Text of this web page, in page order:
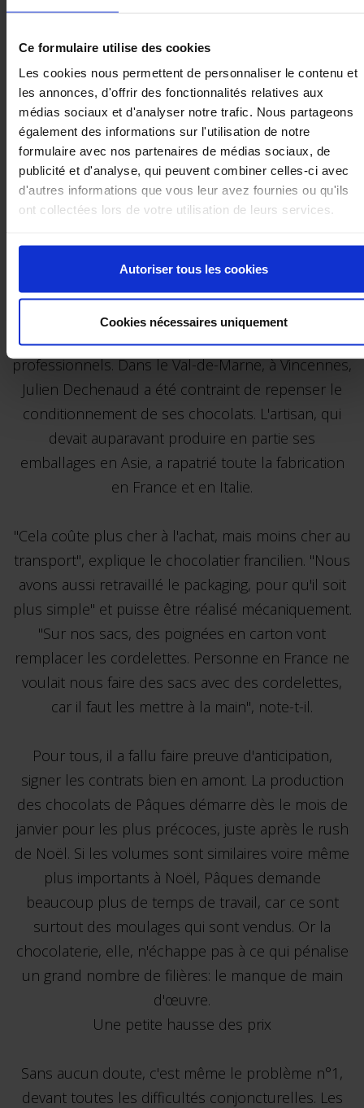
Ce formulaire utilise des cookies
Les cookies nous permettent de personnaliser le contenu et
les annonces, d'offrir des fonctionnalités relatives aux
médias sociaux et d'analyser notre trafic. Nous partageons
également des informations sur l'utilisation de notre
formulaire avec nos partenaires de médias sociaux, de
publicité et d'analyse, qui peuvent combiner celles-ci avec
d'autres informations que vous leur avez fournies ou qu'ils
ont collectées lors de votre utilisation de leurs services.
Autoriser tous les cookies
Cookies nécessaires uniquement
coûts qu'il faut composer. Si le cacao est
relativement épargné par les soubresauts, ce n'est
pas le cas du beurre, du sucre, du lait, de l'huile,
des noisettes, des fruits, dont les prix flambent
depuis plusieurs mois en raison de la crise
sanitaire, et encore plus depuis le début de la
guerre en Ukraine pour certains.
Si rien ne manque, il faut parfois des semaines
voire des mois pour se procurer certains
ingrédients, du matériel ou des outils, et le coût du
transport explose. À l'approche de Pâques, ce
sont surtout les emballages qui inquiètent les
professionnels. Dans le Val-de-Marne, à Vincennes,
Julien Dechenaud a été contraint de repenser le
conditionnement de ses chocolats. L'artisan, qui
devait auparavant produire en partie ses
emballages en Asie, a rapatrié toute la fabrication
en France et en Italie.
"Cela coûte plus cher à l'achat, mais moins cher au
transport", explique le chocolatier francilien. "Nous
avons aussi retravaillé le packaging, pour qu'il soit
plus simple" et puisse être réalisé mécaniquement.
"Sur nos sacs, des poignées en carton vont
remplacer les cordelettes. Personne en France ne
voulait nous faire des sacs avec des cordelettes,
car il faut les mettre à la main", note-t-il.
Pour tous, il a fallu faire preuve d'anticipation,
signer les contrats bien en amont. La production
des chocolats de Pâques démarre dès le mois de
janvier pour les plus précoces, juste après le rush
de Noël. Si les volumes sont similaires voire même
plus importants à Noël, Pâques demande
beaucoup plus de temps de travail, car ce sont
surtout des moulages qui sont vendus. Or la
chocolaterie, elle, n'échappe pas à ce qui pénalise
un grand nombre de filières: le manque de main
d'œuvre.
Une petite hausse des prix
Sans aucun doute, c'est même le problème n°1,
devant toutes les difficultés conjoncturelles. Les